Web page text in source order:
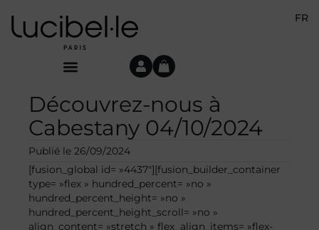
FR
Découvrez-nous à
Cabestany 04/10/2024
Publié le 26/09/2024
[fusion_global id= »4437″][fusion_builder_container
type= »flex » hundred_percent= »no »
hundred_percent_height= »no »
hundred_percent_height_scroll= »no »
align_content= »stretch » flex_align_items= »flex-